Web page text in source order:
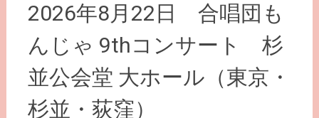
2026年8月22日 合唱団も
んじゃ 9thコンサート 杉
並公会堂 大ホール（東京・
杉並・荻窪）